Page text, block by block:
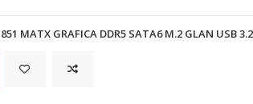
MATX GRAFICA DDR5 SATA6 M.2 GLAN USB